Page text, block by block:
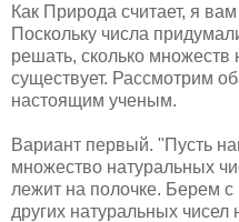
Как Природа считает, я
Поскольку числа
решать, сколько множеств
существует. Рассмотрим
настоящим ученым.
Вариант первый. "Пусть
множество натуральных
лежит на полочке. Берем
других натуральных чисел